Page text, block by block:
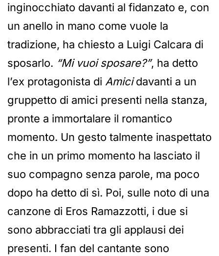
inginocchiato davanti al fidanzato e, con
un anello in mano come vuole la
tradizione, ha chiesto a Luigi Calcara di
sposarlo. “Mi vuoi sposare?”, ha detto
l’ex protagonista di Amicidavanti a un
gruppetto di amici presenti nella stanza,
pronte a immortalare il romantico
momento. Un gesto talmente inaspettato
che in un primo momento ha lasciato il
suo compagno senza parole, ma poco
dopo ha detto di sì. Poi, sulle noto di una
canzone di Eros Ramazzotti, i due si
sono abbracciati tra gli applausi dei
presenti. I fan del cantante sono